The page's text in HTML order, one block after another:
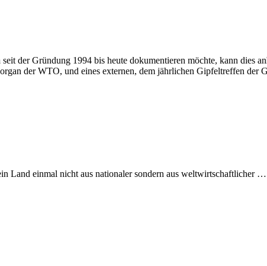
der Gründung 1994 bis heute dokumentieren möchte, kann dies
der WTO, und eines externen, dem jährlichen Gipfeltreffen der
Land einmal nicht aus nationaler sondern aus weltwirtschaftlicher …